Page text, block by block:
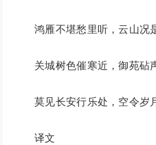
鸿雁不堪愁里听，云山况是
关城树色催寒近，御苑砧声
莫见长安行乐处，空令岁月
译文